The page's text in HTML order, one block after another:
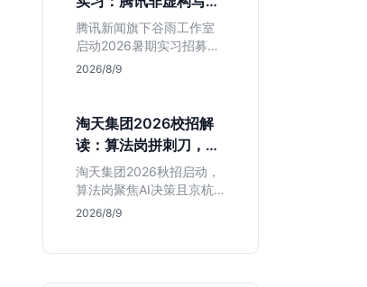
断投递价值。
平台，仅限新闻社会学
专业
腾讯新闻旗下谷雨工作室
启动2026暑期实习招募。
本次招聘门槛明确，仅限
的头部团队，该岗位提供
独立发稿机会与高含金量
行业背书，但转正名额紧
缩，适合追求深度报道的
垂直领域人才。
2026/8/9
淘天集团2026校招解
读：算法岗拼刺刀，运
营岗限杭州，这两类人
慎投
淘天集团2026秋招启动，
算法岗聚焦AI决策且京杭
双城开放，运营岗仅限杭
值得投递。
2026/8/9